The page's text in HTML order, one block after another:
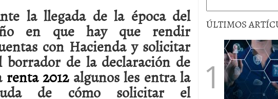
¿Por qué el Préstamo Promotor privado
12 de diciembre de 2025
aprovechar esta opción para gestionar tus
de 2025
es una decisión financiera: cómo anticiparte
la llegada de la época del
en que hay que rendir
con Hacienda y solicitar
borrador de la declaración de
renta 2012 algunos les entra la
de cómo solicitar el
ÚLTIMOS